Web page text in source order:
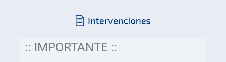
:: IMPORTANTE ::